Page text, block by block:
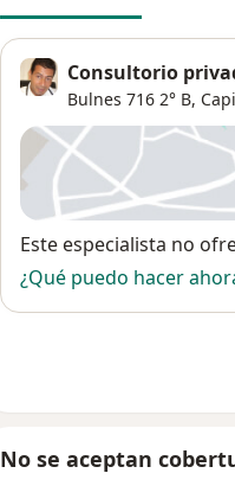
Consultorio
Bulnes 716 2° B,
Disponibilidad
Este especialista no
¿Qué puedo hacer
No se aceptan